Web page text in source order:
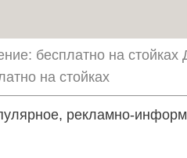
бесплатно на
на стойках
рекламно-